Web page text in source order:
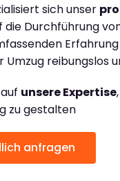
sich unser
die Durchführung
Umzug reibungslos
unsere Expertise
zu gestalten
anfragen